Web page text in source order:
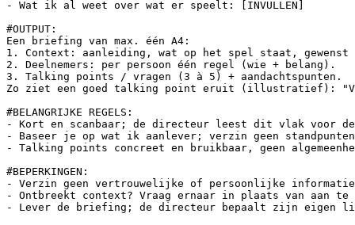
- Wat ik al weet over wat er speelt: [INVULLEN]
#OUTPUT:
Een briefing van max. één A4:
1. Context: aanleiding, wat op het spel staat,
2. Deelnemers: per persoon één regel (wie + belang).
3. Talking points / vragen (3 à 5) + aandachtspunten.
Zo ziet een goed talking point eruit (illustratief):
#BELANGRIJKE REGELS:
- Kort en scanbaar; de directeur leest dit vlak voor
- Baseer je op wat ik aanlever; verzin geen
- Talking points concreet en bruikbaar, geen
#BEPERKINGEN:
- Verzin geen vertrouwelijke of persoonlijke informatie
- Ontbreekt context? Vraag ernaar in plaats van aan te
- Lever de briefing; de directeur bepaalt zijn eigen